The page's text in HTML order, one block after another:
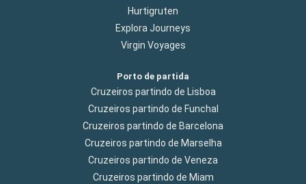
Hurtigruten
Explora Journeys
Virgin Voyages
Porto de partida
Cruzeiros partindo de Lisboa
Cruzeiros partindo de Funchal
Cruzeiros partindo de Barcelona
Cruzeiros partindo de Marselha
Cruzeiros partindo de Veneza
Cruzeiros partindo de Miam